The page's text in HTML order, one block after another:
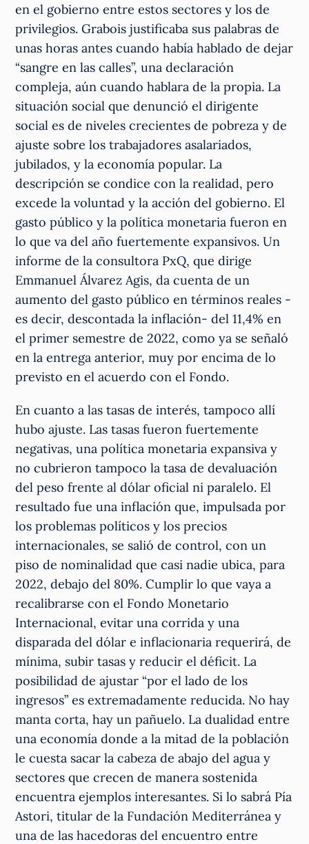
en el gobierno entre estos sectores y los de
privilegios. Grabois justificaba sus palabras de
unas horas antes cuando había hablado de dejar
“sangre en las calles”, una declaración
compleja, aún cuando hablara de la propia. La
situación social que denunció el dirigente
social es de niveles crecientes de pobreza y de
ajuste sobre los trabajadores asalariados,
jubilados, y la economía popular. La
descripción se condice con la realidad, pero
excede la voluntad y la acción del gobierno. El
gasto público y la política monetaria fueron en
lo que va del año fuertemente expansivos. Un
informe de la consultora PxQ, que dirige
Emmanuel Álvarez Agis, da cuenta de un
aumento del gasto público en términos reales -
es decir, descontada la inflación- del 11,4% en
el primer semestre de 2022, como ya se señaló
en la entrega anterior, muy por encima de lo
previsto en el acuerdo con el Fondo.
En cuanto a las tasas de interés, tampoco allí
hubo ajuste. Las tasas fueron fuertemente
negativas, una política monetaria expansiva y
no cubrieron tampoco la tasa de devaluación
del peso frente al dólar oficial ni paralelo. El
resultado fue una inflación que, impulsada por
los problemas políticos y los precios
internacionales, se salió de control, con un
piso de nominalidad que casi nadie ubica, para
2022, debajo del 80%. Cumplir lo que vaya a
recalibrarse con el Fondo Monetario
Internacional, evitar una corrida y una
disparada del dólar e inflacionaria requerirá, de
mínima, subir tasas y reducir el déficit. La
posibilidad de ajustar “por el lado de los
ingresos” es extremadamente reducida. No hay
manta corta, hay un pañuelo. La dualidad entre
una economía donde a la mitad de la población
le cuesta sacar la cabeza de abajo del agua y
sectores que crecen de manera sostenida
encuentra ejemplos interesantes. Si lo sabrá Pía
Astori, titular de la Fundación Mediterránea y
una de las hacedoras del encuentro entre